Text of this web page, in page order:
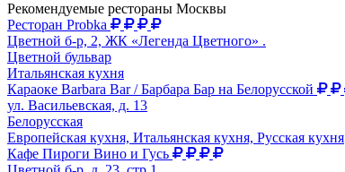
Рекомендуемые рестораны Москвы
Ресторан Probka
Цветной б-р, 2, ЖК «Легенда Цветного» .
Цветной бульвар
Итальянская кухня
Караоке Barbara Bar / Барбара Бар на Белорусской
ул. Васильевская, д. 13
Белорусская
Европейская кухня, Итальянская кухня, Русская кухня
Кафе Пироги Вино и Гусь